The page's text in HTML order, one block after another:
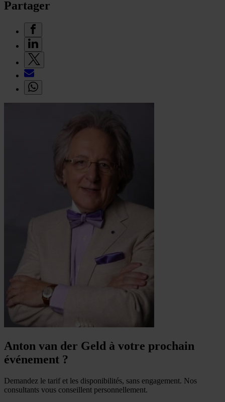
Partager
Anton van der Geld à votre prochain
événement ?
Demandez le tarif et les disponibilités, sans engagement. Nos
consultants vous conseillent personnellement.